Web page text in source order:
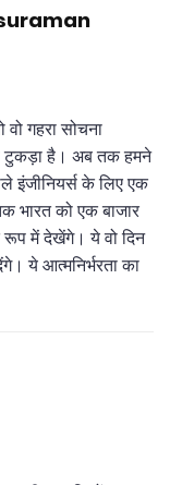
गहरा सोचना
टुकड़ा है। अब तक हमने
इंजीनियर्स के लिए एक
भारत को एक बाजार
में देखेंगे। ये वो दिन
ये आत्मनिर्भरता का